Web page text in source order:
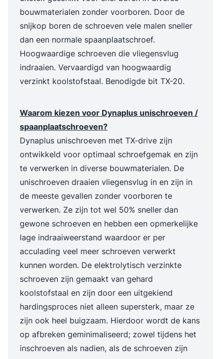
bouwmaterialen zonder voorboren. Door de
snijkop boren de schroeven vele malen sneller
dan een normale spaanplaatschroef.
Hoogwaardige schroeven die vliegensvlug
indraaien. Vervaardigd van hoogwaardig
verzinkt koolstofstaal. Benodigde bit TX-20.
Waarom kiezen voor Dynaplus unischroeven /
spaanplaatschroeven?
Dynaplus unischroeven met TX-drive zijn
ontwikkeld voor optimaal schroefgemak en zijn
te verwerken in diverse bouwmaterialen. De
unischroeven draaien vliegensvlug in en zijn in
de meeste gevallen zonder voorboren te
verwerken. Ze zijn tot wel 50% sneller dan
gewone schroeven en hebben een opmerkelijke
lage indraaiweerstand waardoor er per
acculading veel meer schroeven verwerkt
kunnen worden. De elektrolytisch verzinkte
schroeven zijn gemaakt van gehard
koolstofstaal en zijn door een uitgekiend
hardingsproces niet alleen supersterk, maar ze
zijn ook heel buigzaam. Hierdoor wordt de kans
op afbreken geminimaliseerd; zowel tijdens het
inschroeven als nadien, als de schroeven zijn